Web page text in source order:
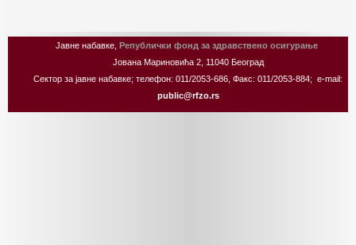
Јавне набавке, Републички фонд за здравствено осигурање
Јована Мариновића 2, 11040 Београд
Сектор за јавне набавке; телефон: 011/2053-686, Факс: 011/2053-884; e-mail:
public@rfzo.rs